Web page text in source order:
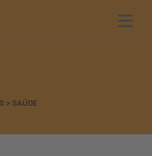
> SAÚDE